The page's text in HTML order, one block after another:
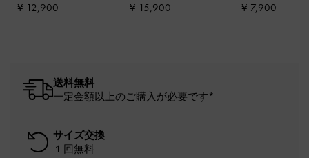
ーツ
¥ 12,900
-ノワール
¥ 15,900 ¥ 7,900
送料無料
一定金額以上のご購入が必要です*
サイズ交換
１回無料